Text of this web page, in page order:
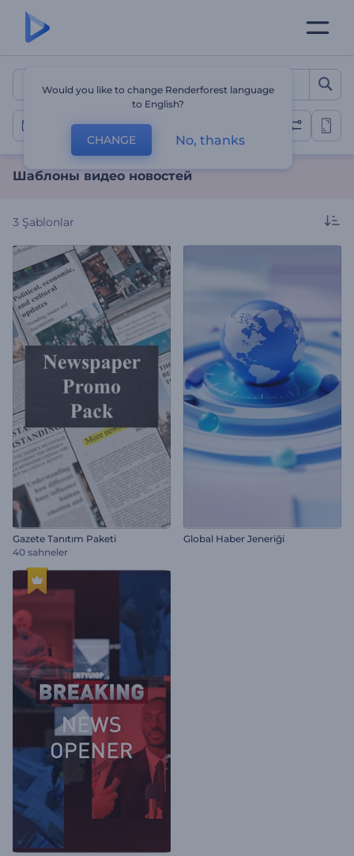
Шаблоны видео
Видео новости
Шаблоны видео новостей
3 Şablonlar
Gazete Tanıtım Paketi
40 sahneler
Global Haber Jeneriği
Would you like to change Renderforest language
to English?
CHANGE No, thanks